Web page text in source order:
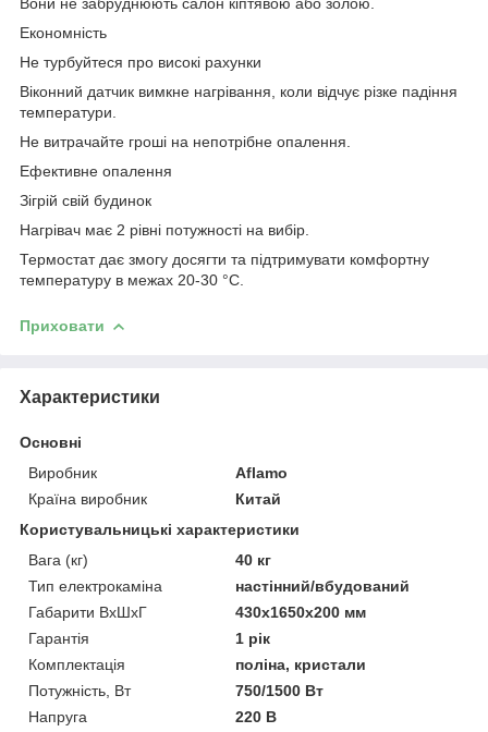
Економність
Не турбуйтеся про високі рахунки
Віконний датчик вимкне нагрівання, коли відчує різке падіння
температури.
Не витрачайте гроші на непотрібне опалення.
Ефективне опалення
Зігрій свій будинок
Нагрівач має 2 рівні потужності на вибір.
Термостат дає змогу досягти та підтримувати комфортну
температуру в межах 20-30 °C.
Приховати
Характеристики
Основні
Виробник
Aflamo
Країна виробник
Китай
Користувальницькі характеристики
Вага (кг)
40 кг
Тип електрокаміна
настінний/вбудований
Габарити ВхШхГ
430х1650х200 мм
Гарантія
1 рік
Комплектація
поліна, кристали
Потужність, Вт
750/1500 Вт
Напруга
220 В